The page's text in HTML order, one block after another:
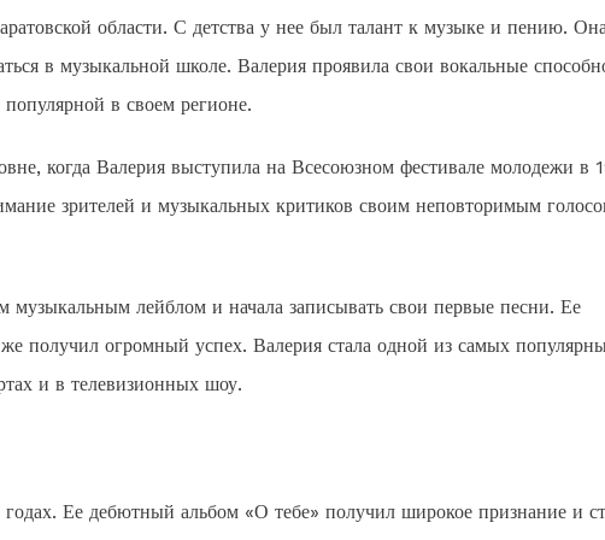
области. С детства у нее был талант к музыке и пению.
в музыкальной школе. Валерия проявила свои вокальные
в своем регионе.
когда Валерия выступила на Всесоюзном фестивале молодежи в
зрителей и музыкальных критиков своим неповторимым
музыкальным лейблом и начала записывать свои первые песни. Ее
получил огромный успех. Валерия стала одной из самых
и в телевизионных шоу.
Ее дебютный альбом «О тебе» получил широкое признание и